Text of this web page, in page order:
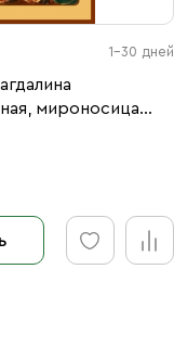
1-30 дней
мироносица